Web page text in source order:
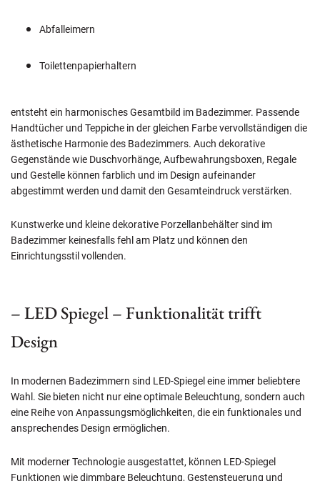
Abfalleimern
Toilettenpapierhaltern
entsteht ein harmonisches Gesamtbild im Badezimmer. Passende
Handtücher und Teppiche in der gleichen Farbe vervollständigen die
ästhetische Harmonie des Badezimmers. Auch dekorative
Gegenstände wie Duschvorhänge, Aufbewahrungsboxen, Regale
und Gestelle können farblich und im Design aufeinander
abgestimmt werden und damit den Gesamteindruck verstärken.
Kunstwerke und kleine dekorative Porzellanbehälter sind im
Badezimmer keinesfalls fehl am Platz und können den
Einrichtungsstil vollenden.
– LED Spiegel – Funktionalität trifft
Design
In modernen Badezimmern sind LED-Spiegel eine immer beliebtere
Wahl. Sie bieten nicht nur eine optimale Beleuchtung, sondern auch
eine Reihe von Anpassungsmöglichkeiten, die ein funktionales und
ansprechendes Design ermöglichen.
Mit moderner Technologie ausgestattet, können LED-Spiegel
Funktionen wie dimmbare Beleuchtung, Gestensteuerung und